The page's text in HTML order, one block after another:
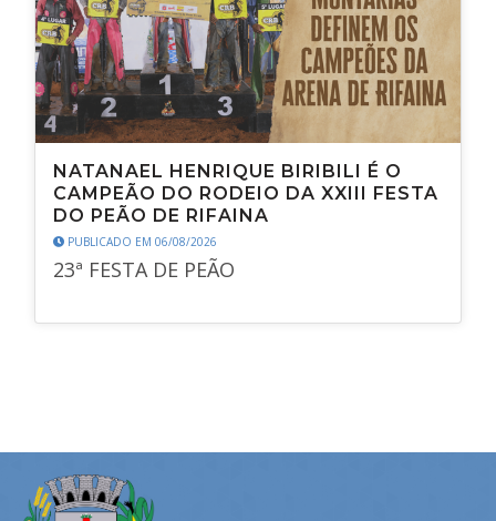
NATANAEL HENRIQUE BIRIBILI É O
CAMPEÃO DO RODEIO DA XXIII FESTA
DO PEÃO DE RIFAINA
PUBLICADO EM 06/08/2026
23ª FESTA DE PEÃO